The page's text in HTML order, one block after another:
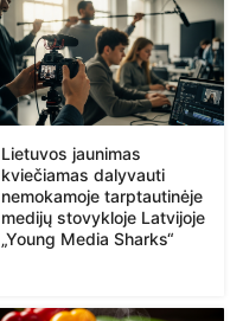
Lietuvos jaunimas
kviečiamas dalyvauti
nemokamoje tarptautinėje
medijų stovykloje Latvijoje
„Young Media Sharks“